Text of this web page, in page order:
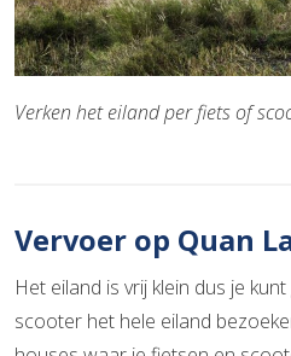
Verken het eiland per fiets of
Vervoer op Quan
Het eiland is vrij klein dus je
scooter het hele eiland